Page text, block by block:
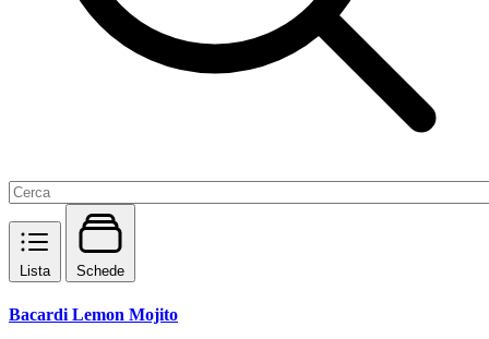
Lista Schede
Bacardi Lemon Mojito